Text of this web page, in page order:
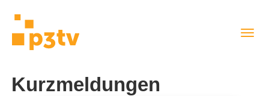
Kurzmeldungen